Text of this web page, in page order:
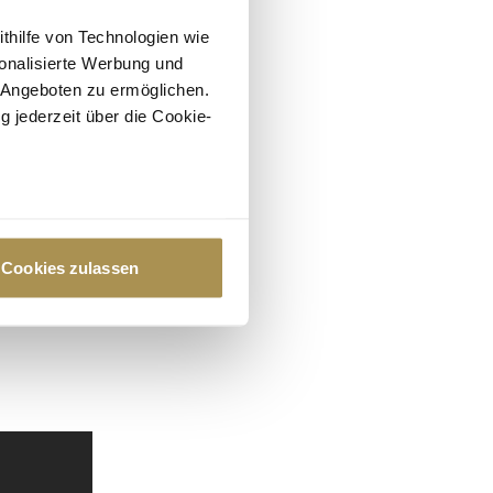
von Technologien wie
Werbung und
zu ermöglichen.
jederzeit über die Cookie-
Präferenzen im
Cookies zulassen